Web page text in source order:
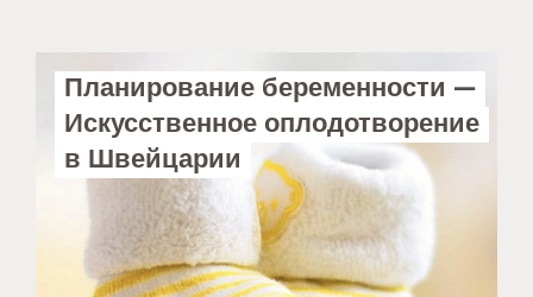
Планирование беременности —
Искусственное оплодотворение
в Швейцарии